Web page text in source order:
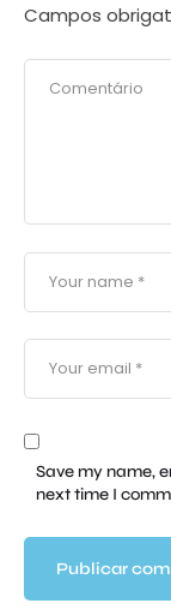
Campos
Save my name,
next time I